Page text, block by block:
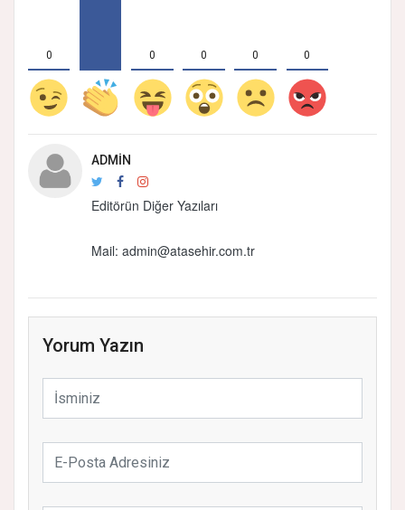
0 0 0 0 0
ADMIN
Editörün Diğer Yazıları
Mail: admin@atasehir.com.tr
Yorum Yazın